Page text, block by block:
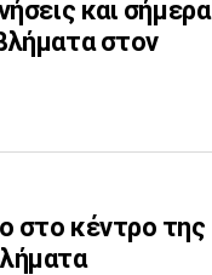
και σήμερα
στον
στο κέντρο της